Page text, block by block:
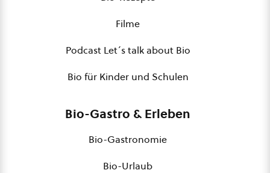
Filme
Podcast Let´s talk about Bio
Bio für Kinder und Schulen
Bio-Gastro & Erleben
Bio-Gastronomie
Bio-Urlaub